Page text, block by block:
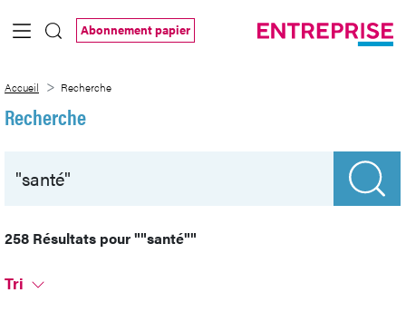
Saut au contenu principal
Abonnement papier
Accueil Recherche
Recherche
258 Résultats pour""santé""
Tri